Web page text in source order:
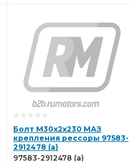
Болт М30х2х230 МАЗ
крепления рессоры 97583-
2912478 (а)
97583-2912478 (а)